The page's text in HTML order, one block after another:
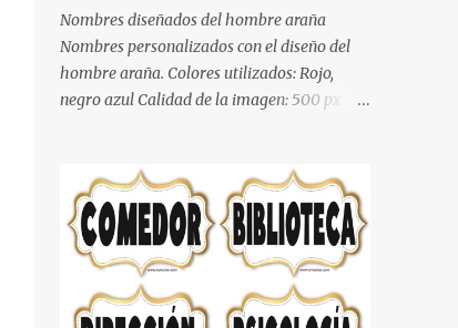
ideal para lograr el relax total, es un color
que va con todo y además es color bastante
limpio que te dará esa sensación de calidez.
Los colores terra son excelentes para usar en
color muy relajante y por lo tanto entra en
la lista de colo...
Nombres diseñados del hombre araña
Nombres personalizados con el diseño del
hombre araña. Colores utilizados: Rojo,
negro azul Calidad de la imagen: 500 px Si
comentario y con gusto lo diseñamos.
Nombres con diseños Spiderman Sonic bella
Cartel de feliz cumpleaños de héroes en
pijamas Ideas para decorar el dormitorio
con pósters Cama con diseño de ring de
boxeo Ideas para decoraciones de fiestas